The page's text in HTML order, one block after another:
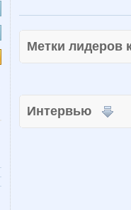
Метки
Интервью